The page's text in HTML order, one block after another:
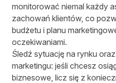
monitorować niemal każdy
zachowań klientów, co
budżetu i planu
oczekiwaniami.
Śledź sytuację na rynku
marketingu: jeśli chcesz
biznesowe, licz się z